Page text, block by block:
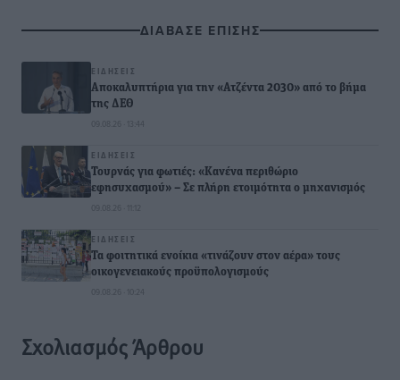
ΔΙΑΒΑΣΕ ΕΠΙΣΗΣ
ΕΙΔΉΣΕΙΣ
Αποκαλυπτήρια για την «Ατζέντα 2030» από το βήμα
της ΔΕΘ
09.08.26 · 13:44
ΕΙΔΉΣΕΙΣ
Τουρνάς για φωτιές: «Κανένα περιθώριο
εφησυχασμού» – Σε πλήρη ετοιμότητα ο μηχανισμός
ΕΙΔΉΣΕΙΣ
Τα φοιτητικά ενοίκια «τινάζουν στον αέρα» τους
οικογενειακούς προϋπολογισμούς
09.08.26 · 10:24
Σχολιασμός Άρθρου